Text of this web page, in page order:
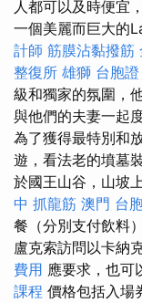
人都可以及時便宜
一個美麗而巨大的
計師 筋膜沾黏撥筋
整復所 雄獅 台胞證
級和獨家的氛圍，
與他們的夫妻一起
為了獲得最特別和
遊，看法老的墳墓
於國王山谷，山坡
中 抓龍筋 澳門 台
餐（分別支付飲料
盧克索訪問以卡納
費用 應要求，也可
課程 價格包括入場